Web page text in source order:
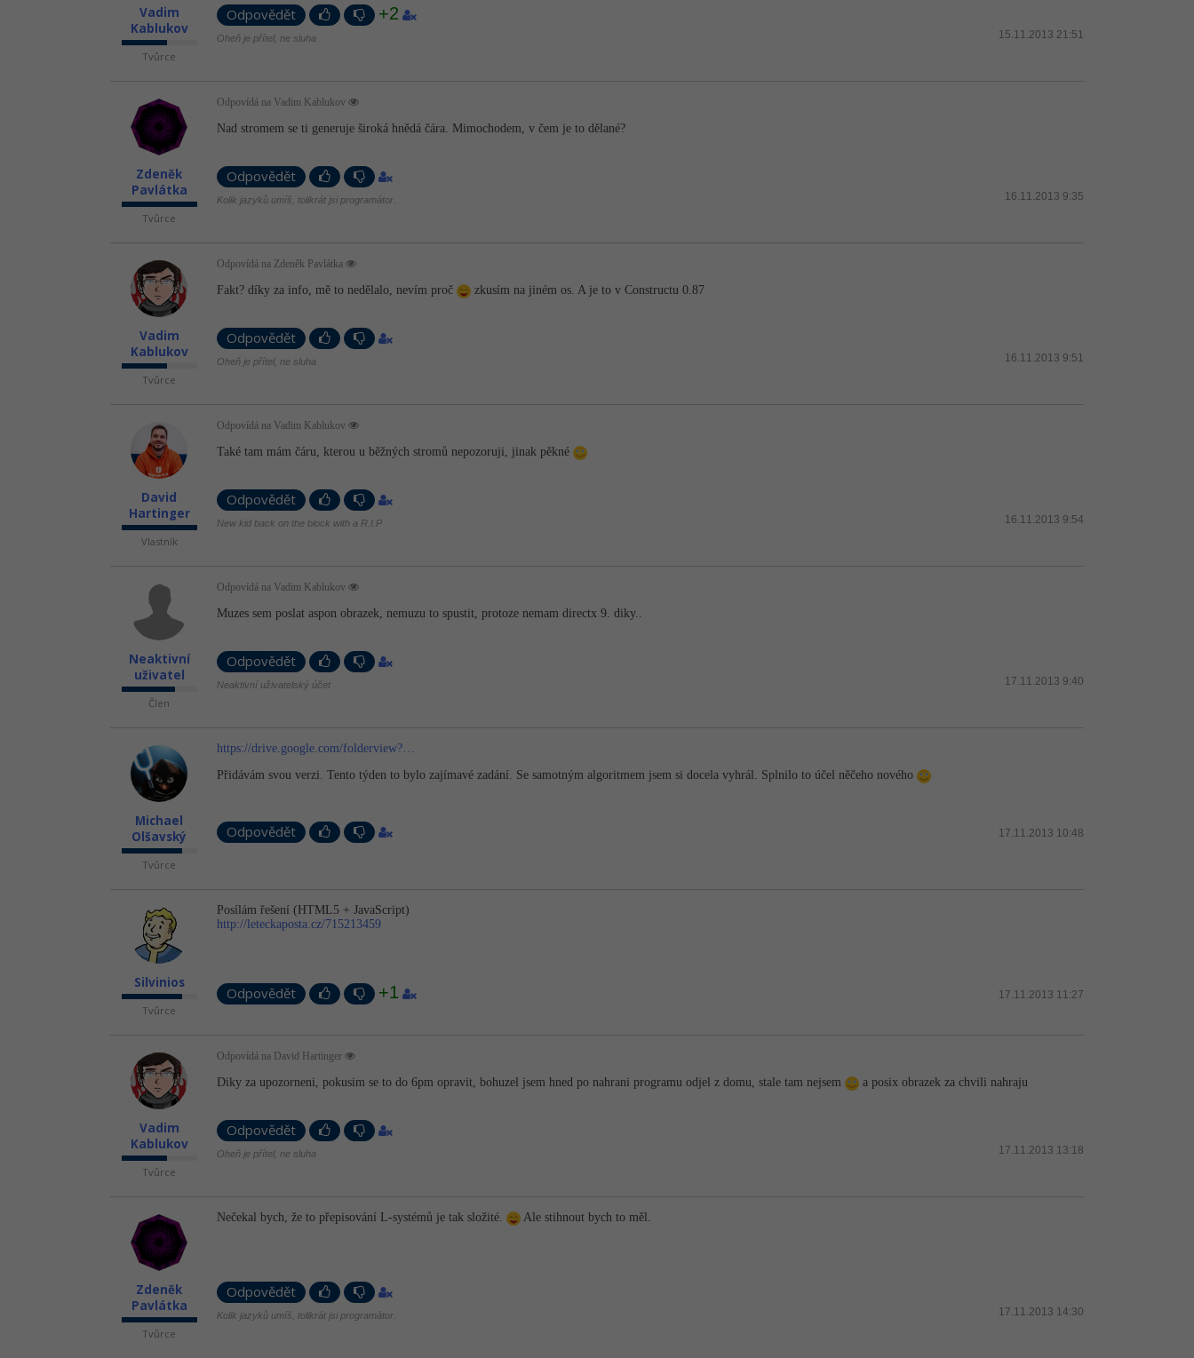
Vadim
Kablukov
Tvůrce
Odpovědět +2
15.11.2013 21:51
Oheň je přítel, ne sluha
Zdeněk
Pavlátka
Tvůrce
Odpovídá na Vadim Kablukov
Nad stromem se ti generuje široká hnědá čára. Mimochodem, v čem je to dělané?
Odpovědět
16.11.2013 9:35
Kolik jazyků umíš, tolikrát jsi programátor.
Vadim
Kablukov
Tvůrce
Odpovídá na Zdeněk Pavlátka
Fakt? díky za info, mě to nedělalo, nevím proč zkusím na jiném os. A je to v Constructu 0.87
Odpovědět
16.11.2013 9:51
Oheň je přítel, ne sluha
David
Hartinger
Vlastník
Odpovídá na Vadim Kablukov
Také tam mám čáru, kterou u běžných stromů nepozoruji, jinak pěkné
Odpovědět
16.11.2013 9:54
New kid back on the block with a R.I.P
Neaktivní
uživatel
Člen
Odpovídá na Vadim Kablukov
Muzes sem poslat aspon obrazek, nemuzu to spustit, protoze nemam directx 9. diky..
Odpovědět
17.11.2013 9:40
Neaktivní uživatelský účet
Michael
Olšavský
Tvůrce
https://drive.google.com/folderview?…
Přidávám svou verzi. Tento týden to bylo zajímavé zadání. Se samotným algoritmem jsem si docela vyhrál. Splnilo to účel něčeho nového
Odpovědět 17.11.2013 10:48
Silvinios
Tvůrce
Posílám řešení (HTML5 + JavaScript)
http://leteckaposta.cz/715213459
Odpovědět +1 17.11.2013 11:27
Vadim
Kablukov
Tvůrce
Odpovídá na David Hartinger
Diky za upozorneni, pokusim se to do 6pm opravit, bohuzel jsem hned po nahrani programu odjel z domu, stale tam nejsem a posix obrazek za chvili nahraju
Odpovědět
17.11.2013 13:18
Oheň je přítel, ne sluha
Zdeněk
Pavlátka
Tvůrce
Nečekal bych, že to přepisování L-systémů je tak složité. Ale stihnout bych to měl.
Odpovědět
17.11.2013 14:30
Kolik jazyků umíš, tolikrát jsi programátor.